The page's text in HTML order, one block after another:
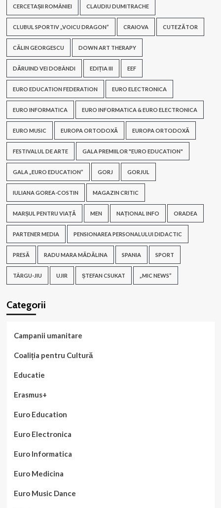
CERCETAȘII ROMÂNIEI CLAUDIU DUMITRACHE
CLUBUL SPORTIV „VOICU DRAGON” CRAIOVA CUTEZĂTOR
CĂLIN GEORGESCU DOWN ART THERAPY
DĂRUIND VEI DOBÂNDI EDIȚIA III EEF
EURO EDUCATION FEDERATION EURO ELECTRONICA
EURO INFORMATICA EURO INFORMATICA & EURO ELECTRONICA
EURO MUSIC EUROPA ORTODOXĂ EUROPA ORTODOXĂ
FESTIVALUL DE ARTE GALA PREMIILOR "EURO EDUCATION"
GALA „EURO EDUCATION” GORJ GORJUL
IULIANA GOREA-COSTIN MAGAZIN CRITIC
MARȘUL PENTRU VIAȚĂ MEN NAȚIONAL INFO ORADEA
PARTENER MEDIA PENSIONAREA PERSONALULUI DIDACTIC
PRESĂ RADU MARA MĂDĂLINA SPANIA SPORT
TÂRGU-JIU UJIR ȘTEFAN CSUKAT „MIC NEWS”
Categorii
Campanii umanitare
Coaliția pentru Cultură
Educatie
Erasmus+
Euro Education
Euro Electronica
Euro Informatica
Euro Medicina
Euro Music Dance